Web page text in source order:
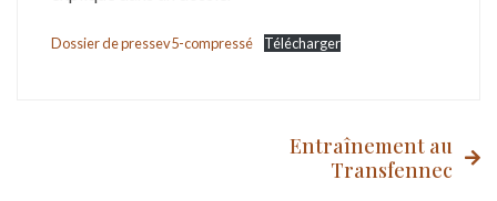
Dossier de pressev5-compressé Télécharger
Entraînement au
Transfennec